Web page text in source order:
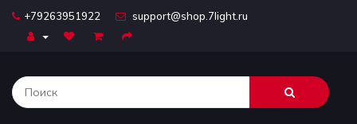
+79263951922 support@shop.7light.ru
Комплектующие